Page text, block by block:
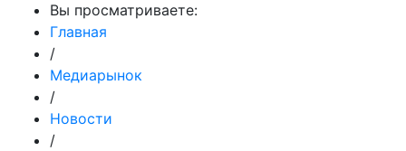
Вы просматриваете:
Главная
/
Медиарынок
/
Новости
/